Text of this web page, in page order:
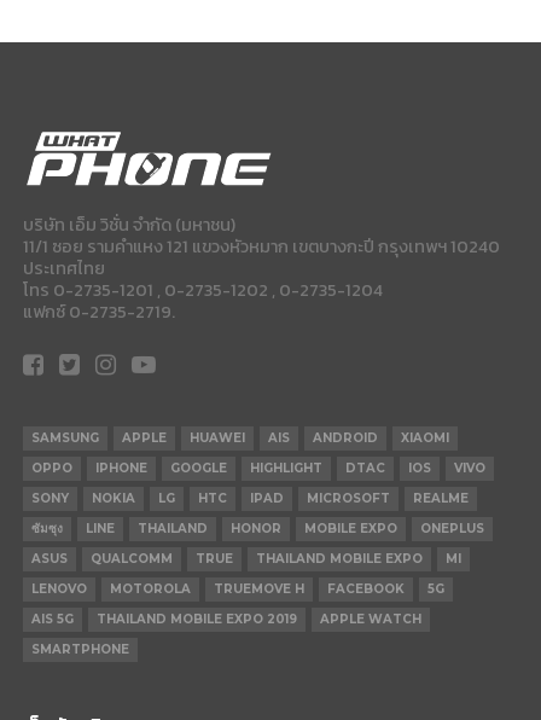
บริษัท เอ็ม วิชั่น จำกัด (มหาชน)
11/1 ซอย รามคำแหง 121 แขวงหัวหมาก เขตบางกะปี กรุงเทพฯ 10240
ประเทศไทย
โทร 0-2735-1201 , 0-2735-1202 , 0-2735-1204
แฟกซ์ 0-2735-2719.
SAMSUNG APPLE HUAWEI AIS ANDROID
XIAOMI
OPPO
IPHONE GOOGLE HIGHLIGHT DTAC IOS
VIVO
SONY
NOKIA LG HTC IPAD MICROSOFT
REALME
ซัมซุง
LINE THAILAND HONOR MOBILE EXPO
ONEPLUS
ASUS
QUALCOMM TRUE THAILAND MOBILE EXPO
MI
LENOVO
MOTOROLA TRUEMOVE H FACEBOOK
5G
AIS 5G
THAILAND MOBILE EXPO 2019
APPLE WATCH
SMARTPHONE